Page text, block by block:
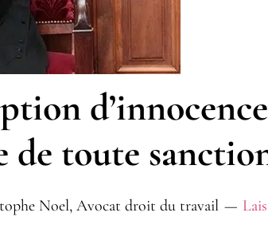
de toute
Noel, Avocat droit du travail